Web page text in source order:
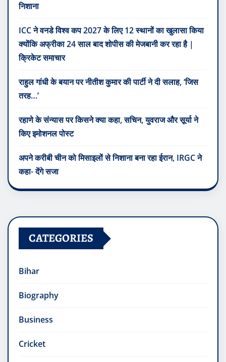
निशाना
ICC ने वनडे विश्व कप 2027 के लिए 12 स्थानों का खुलासा किया
क्योंकि अफ्रीका 24 साल बाद शोपीस की मेजबानी कर रहा है |
क्रिकेट समाचार
राहुल गांधी के बयान पर नीतीश कुमार की पार्टी ने दी सलाह, ‘जिस
तरह…’
रहाणे के संन्यास पर किसने क्या कहा, सचिन, युवराज और सूर्या ने
किए इमोशनल पोस्ट
अपने करीबी चीन को मिसाइलों से निशाना बना रहा ईरान, IRGC ने
कहा- देंगे सजा
CATEGORIES
Bihar
Biography
Business
Cricket